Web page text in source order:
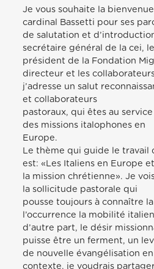
Je vous souhaite la
cardinal Bassetti pour ses
de salutation et
secrétaire général de la cei, le
président de la Fondation
directeur et les
j’adresse un salut
et collaborateurs
pastoraux, qui êtes au
des missions italophones en
Europe.
Le thème qui guide le travail
est: «Les Italiens en Europe et
la mission chrétienne». Je
la sollicitude pastorale qui
pousse toujours à connaître
l’occurrence la mobilité
d’autre part, le désir
puisse être un ferment, un
de nouvelle évangélisation
contexte, je voudrais